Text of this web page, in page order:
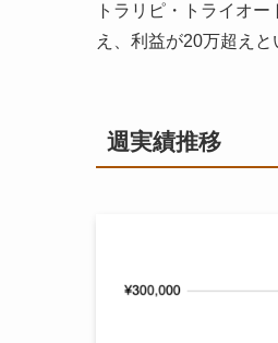
トラリピ・トライオ
え、利益が20万超えと
週実績推移